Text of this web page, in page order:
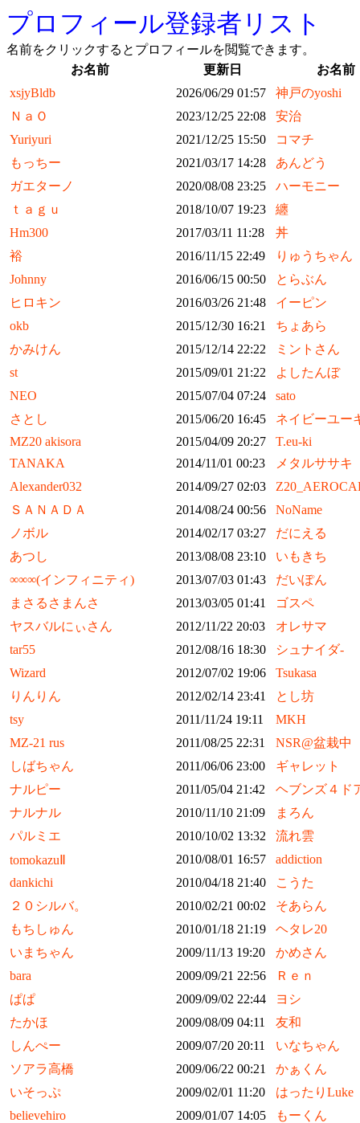
プロフィール登録者リスト
名前をクリックするとプロフィールを閲覧できます。
お名前
更新日
お名前
xsjyBldb
2026/06/29 01:57
神戸のyoshi
ＮａＯ
2023/12/25 22:08
安治
Yuriyuri
2021/12/25 15:50
コマチ
もっちー
2021/03/17 14:28
あんどう
ガエターノ
2020/08/08 23:25
ハーモニー
ｔａｇｕ
2018/10/07 19:23
纏
Hm300
2017/03/11 11:28
丼
裕
2016/11/15 22:49
りゅうちゃん
Johnny
2016/06/15 00:50
とらぶん
ヒロキン
2016/03/26 21:48
イーピン
okb
2015/12/30 16:21
ちょあら
かみけん
2015/12/14 22:22
ミントさん
st
2015/09/01 21:22
よしたんぼ
NEO
2015/07/04 07:24
sato
さとし
2015/06/20 16:45
ネイビーユー
MZ20 akisora
2015/04/09 20:27
T.eu-ki
TANAKA
2014/11/01 00:23
メタルササキ
Alexander032
2014/09/27 02:03
ＳＡＮＡＤＡ
2014/08/24 00:56
NoName
ノボル
2014/02/17 03:27
だにえる
あつし
2013/08/08 23:10
いもきち
∞∞∞(インフィニティ)
2013/07/03 01:43
だいぽん
まさるさまんさ
2013/03/05 01:41
ゴスペ
ヤスバルにぃさん
2012/11/22 20:03
オレサマ
tar55
2012/08/16 18:30
シュナイダ-
Wizard
2012/07/02 19:06
Tsukasa
りんりん
2012/02/14 23:41
とし坊
tsy
2011/11/24 19:11
MKH
MZ-21 rus
2011/08/25 22:31
NSR@盆栽中
しばちゃん
2011/06/06 23:00
ギャレット
ナルピー
2011/05/04 21:42
ヘブンズ４ド
ナルナル
2010/11/10 21:09
まろん
パルミエ
2010/10/02 13:32
流れ雲
tomokazuⅡ
2010/08/01 16:57
addiction
dankichi
2010/04/18 21:40
こうた
２０シルバ。
2010/02/21 00:02
そあらん
もちしゅん
2010/01/18 21:19
ヘタレ20
いまちゃん
2009/11/13 19:20
かめさん
bara
2009/09/21 22:56
Ｒｅｎ
ぱぱ
2009/09/02 22:44
ヨシ
たかほ
2009/08/09 04:11
友和
しんぺー
2009/07/20 20:11
いなちゃん
ソアラ高橋
2009/06/22 00:21
かぁくん
いそっぷ
2009/02/01 11:20
はったりLuke
believehiro
2009/01/07 14:05
もーくん